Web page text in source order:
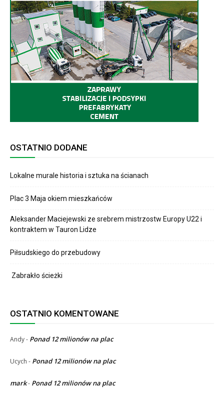
OSTATNIO DODANE
Lokalne murale historia i sztuka na ścianach
Plac 3 Maja okiem mieszkańców
Aleksander Maciejewski ze srebrem mistrzostw Europy U22 i
kontraktem w Tauron Lidze
Piłsudskiego do przebudowy
Zabrakło ścieżki
OSTATNIO KOMENTOWANE
Andy- Ponad 12 milionów na plac
Ucych - Ponad 12 milionów na plac
mark- Ponad 12 milionów na plac